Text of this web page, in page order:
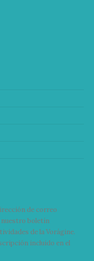
de correo
nuestro boletín
de la Vorágine.
incluido en el